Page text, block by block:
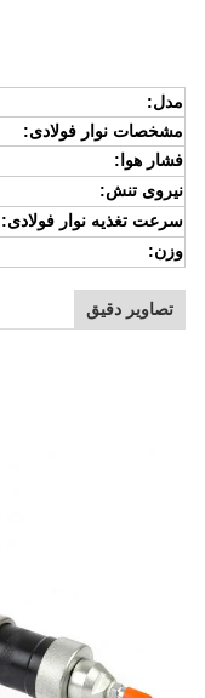
مدل:
مشخصات نوار فولادی:
فشار هوا:
نیروی تنش:
سرعت تغذیه نوار فولادی:
وزن:
تصاویر دقیق